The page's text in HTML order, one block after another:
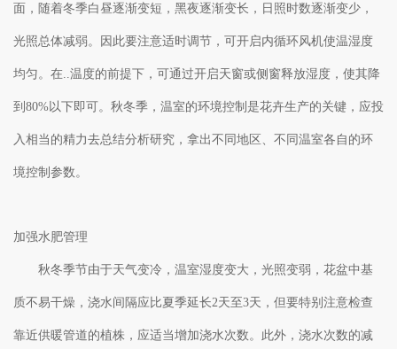
面，随着冬季白昼逐渐变短，黑夜逐渐变长，日照时数逐渐变少，
光照总体减弱。因此要注意适时调节，可开启内循环风机使温湿度
均匀。在..温度的前提下，可通过开启天窗或侧窗释放湿度，使其降
到80%以下即可。秋冬季，温室的环境控制是花卉生产的关键，应投
入相当的精力去总结分析研究，拿出不同地区、不同温室各自的环
境控制参数。
加强水肥管理
秋冬季节由于天气变冷，温室湿度变大，光照变弱，花盆中基
质不易干燥，浇水间隔应比夏季延长2天至3天，但要特别注意检查
靠近供暖管道的植株，应适当增加浇水次数。此外，浇水次数的减